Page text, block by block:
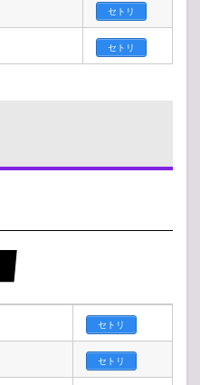
セトリ
セトリ
セトリ
セトリ